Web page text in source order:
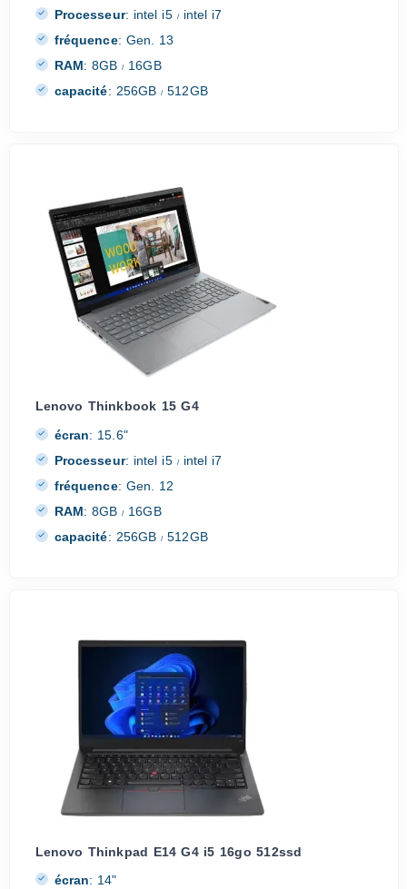
Processeur: intel i5 /intel i7
fréquence: Gen. 13
RAM: 8GB/ 16GB
capacité: 256GB/ 512GB
Lenovo Thinkbook 15 G4
écran: 15.6"
Processeur: intel i5 /intel i7
fréquence: Gen. 12
RAM: 8GB/ 16GB
capacité: 256GB/ 512GB
Lenovo Thinkpad E14 G4 i5 16go 512ssd
écran: 14"